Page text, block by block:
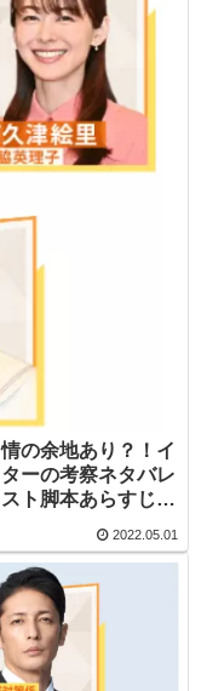
の余地あり？！イ
ーの考察ネタバレ
ト脚本あらすじ伏
2022.05.01